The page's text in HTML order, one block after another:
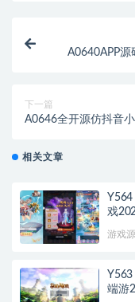
A0640APP源
下一篇
A0646全开源仿抖音
相关文章
戏
游戏
Y563
端游